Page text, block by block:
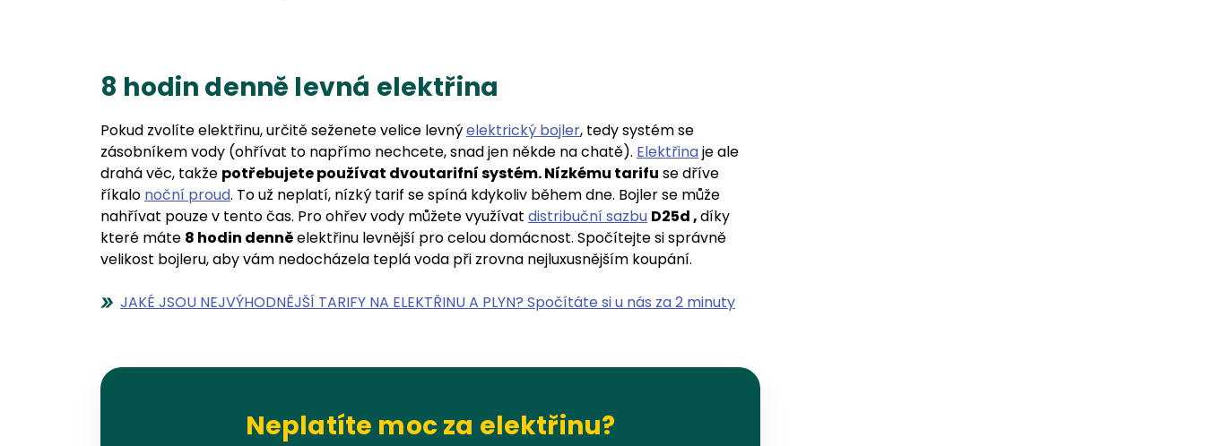
8 hodin denně levná elektřina
Pokud zvolíte elektřinu, určitě seženete velice levnýelektrický bojler, tedy systém se
zásobníkem vody (ohřívat to napřímo nechcete, snad jen někde na chatě). Elektřinaje ale
drahá věc, takže potřebujete používat dvoutarifní systém. Nízkému tarifu se dříve
říkalo noční proud. To už neplatí, nízký tarif se spíná kdykoliv během dne. Bojler se může
nahřívat pouze v tento čas. Pro ohřev vody můžete využívat distribuční sazbu D25d ,díky
které máte 8 hodin denněelektřinu levnější pro celou domácnost. Spočítejte si správně
velikost bojleru, aby vám nedocházela teplá voda při zrovna nejluxusnějším koupání.
JAKÉ JSOU NEJVÝHODNĚJŠÍ TARIFY NA ELEKTŘINU A PLYN? Spočítáte si u nás za 2 minuty
Neplatíte moc za elektřinu?